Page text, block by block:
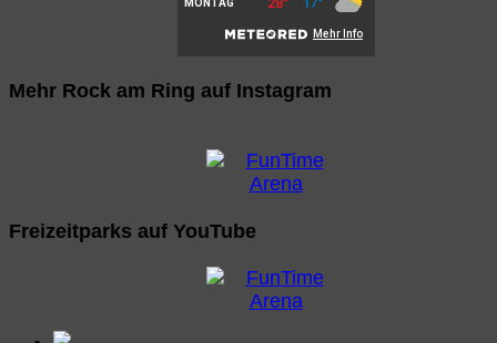
Mehr Rock am Ring auf Instagram
Freizeitparks auf YouTube